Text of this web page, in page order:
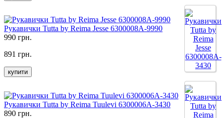
Рукавички Tutta by Reima Jesse 6300008A-9990
990 грн.
891 грн.
купити
Рукавички Tutta by Reima Tuulevi 6300006A-3430
890 грн.